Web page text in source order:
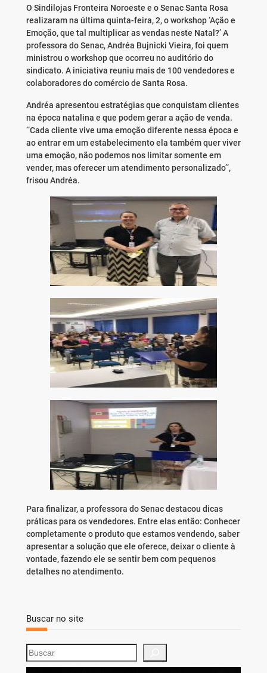
O Sindilojas Fronteira Noroeste e o Senac Santa Rosa
realizaram na última quinta-feira, 2, o workshop ‘Ação e
Emoção, que tal multiplicar as vendas neste Natal?’ A
professora do Senac, Andréa Bujnicki Vieira, foi quem
ministrou o workshop que ocorreu no auditório do
sindicato. A iniciativa reuniu mais de 100 vendedores e
colaboradores do comércio de Santa Rosa.
Andréa apresentou estratégias que conquistam clientes
na época natalina e que podem gerar a ação de venda.
‘’Cada cliente vive uma emoção diferente nessa época e
ao entrar em um estabelecimento ela também quer viver
uma emoção, não podemos nos limitar somente em
vender, mas oferecer um atendimento personalizado’’,
frisou Andréa.
Para finalizar, a professora do Senac destacou dicas
práticas para os vendedores. Entre elas então: Conhecer
completamente o produto que estamos vendendo, saber
apresentar a solução que ele oferece, deixar o cliente à
vontade, fazendo ele se sentir bem com pequenos
detalhes no atendimento.
Buscar no site
S
e